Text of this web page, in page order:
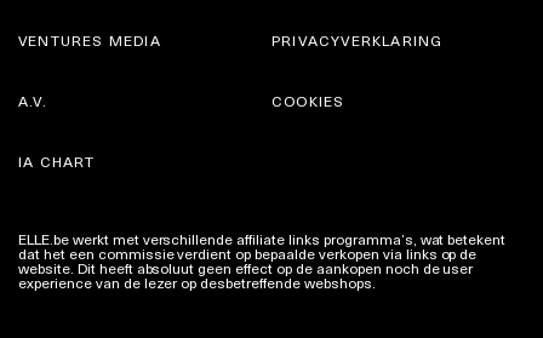
VENTURES MEDIA PRIVACYVERKLARING
A.V.
IA CHART
COOKIES
ELLE.be werkt met verschillende affiliate links programma’s, wat betekent
dat het een commissie verdient op bepaalde verkopen via links op de
website. Dit heeft absoluut geen effect op de aankopen noch de user
experience van de lezer op desbetreffende webshops.